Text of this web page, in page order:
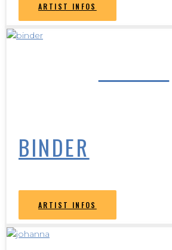
ARTIST INFOS
BINDER
ARTIST INFOS